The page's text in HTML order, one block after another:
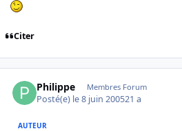
Citer
Philippe Membres Forum
Posté(e) le 8 juin 200521 a
AUTEUR